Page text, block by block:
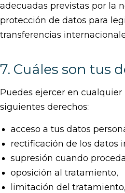
adecuadas previstas por la
protección de datos para
transferencias
7. Cuáles son tus
Puedes ejercer en
siguientes derechos:
acceso a tus datos
rectificación de los datos
supresión cuando
oposición al tratamiento,
limitación del tratamiento,